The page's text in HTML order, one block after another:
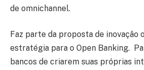
de omnichannel.
Faz parte da proposta de inovação
estratégia para o Open Banking.
bancos de criarem suas próprias